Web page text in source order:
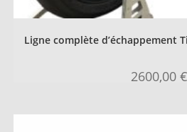
Ligne complète d’échappement
2600,00 €